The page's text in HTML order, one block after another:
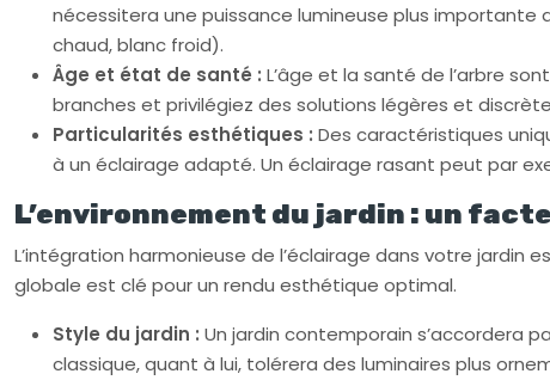
nécessitera une puissance lumineuse plus importante
chaud, blanc froid).
Âge et état de santé : L’âge et la santé de l’arbre
branches et privilégiez des solutions légères et
Particularités esthétiques : Des caractéristiques
à un éclairage adapté. Un éclairage rasant peut par
L’environnement du jardin : un
L’intégration harmonieuse de l’éclairage dans votre jardin
globale est clé pour un rendu esthétique optimal.
Style du jardin : Un jardin contemporain s’accordera
classique, quant à lui, tolérera des luminaires plus